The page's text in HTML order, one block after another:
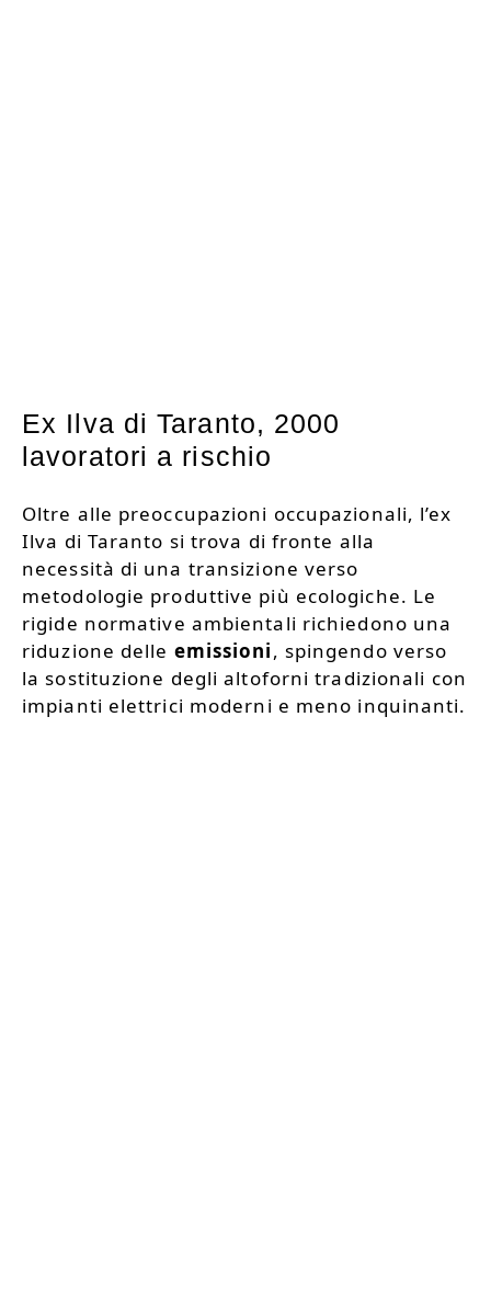
Ex Ilva di Taranto, 2000
lavoratori a rischio
Oltre alle preoccupazioni occupazionali, l’ex
Ilva di Taranto si trova di fronte alla
necessità di una transizione verso
metodologie produttive più ecologiche. Le
rigide normative ambientali richiedono una
riduzione delle emissioni, spingendo verso
la sostituzione degli altoforni tradizionali con
impianti elettrici moderni e meno inquinanti.